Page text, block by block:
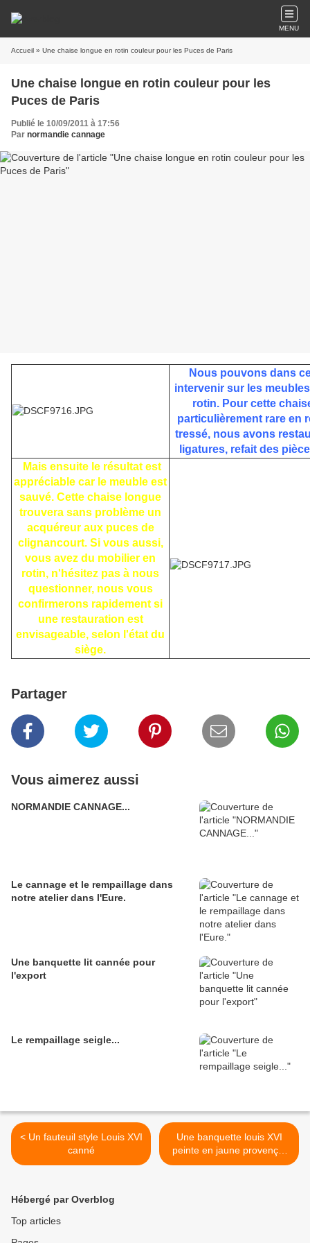
MENU
Accueil » Une chaise longue en rotin couleur pour les Puces de Paris
Une chaise longue en rotin couleur pour les
Puces de Paris
Publié le 10/09/2011 à 17:56
Par normandie cannage
Nous pouvons dans
intervenir sur les
rotin. Pour cette
particulièrement rare en
tressé, nous avons
ligatures, refait des
Mais ensuite le résultat est
appréciable car le meuble est
sauvé. Cette chaise longue
trouvera sans problème un
acquéreur aux puces de
clignancourt. Si vous aussi,
vous avez du mobilier en
rotin, n'hésitez pas à nous
questionner, nous vous
confirmerons rapidement si
une restauration est
envisageable, selon l'état du
siège.
Partager
Vous aimerez aussi
NORMANDIE CANNAGE...
Le cannage et le rempaillage dans
notre atelier dans l'Eure.
Une banquette lit cannée pour
l'export
Le rempaillage seigle...
< Un fauteuil style Louis XVI
canné
Une banquette louis XVI
peinte en jaune provençal
cannée >
Hébergé par Overblog
Top articles